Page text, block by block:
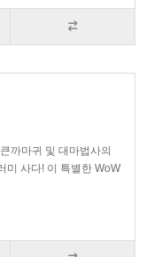
까마귀 및 대마법사의
미 사다! 이 특별한 WoW